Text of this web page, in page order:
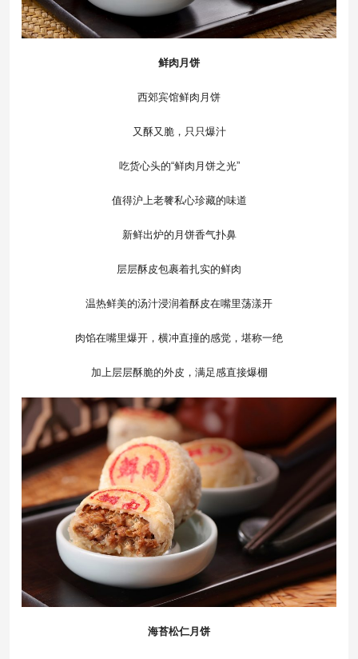
鲜肉月饼
西郊宾馆鲜肉月饼
又酥又脆，只只爆汁
吃货心头的“鲜肉月饼之光”
值得沪上老餮私心珍藏的味道
新鲜出炉的月饼香气扑鼻
层层酥皮包裹着扎实的鲜肉
温热鲜美的汤汁浸润着酥皮在嘴里荡漾开
肉馅在嘴里爆开，横冲直撞的感觉，堪称一绝
加上层层酥脆的外皮，满足感直接爆棚
海苔松仁月饼